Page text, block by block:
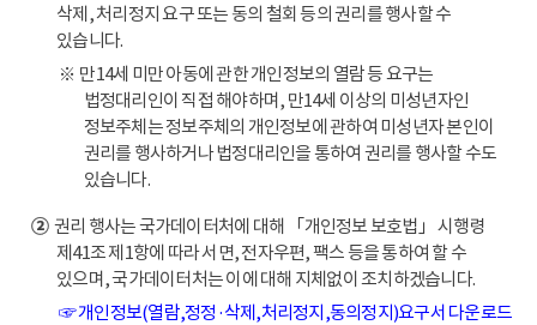
삭제, 처리정지 요구 또는 동의 철회 등의 권리를 행사할 수
있습니다.
※ 만14세 미만 아동에 관한 개인정보의 열람 등 요구는
법정대리인이 직접 해야하며, 만14세 이상의 미성년자인
정보주체는 정보주체의 개인정보에 관하여 미성년자 본인이
권리를 행사하거나 법정대리인을 통하여 권리를 행사할 수도
있습니다.
②권리 행사는 국가데이터처에 대해 「개인정보 보호법」 시행령
제41조 제1항에 따라 서면, 전자우편, 팩스 등을 통하여 할 수
있으며, 국가데이터처는 이에 대해 지체없이 조치하겠습니다.
☞ 개인정보(열람,정정·삭제,처리정지,동의정지)요구서 다운로드